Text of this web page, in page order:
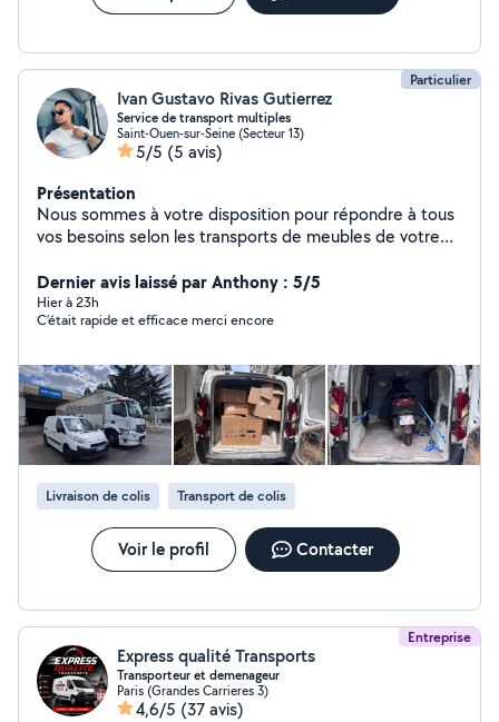
Particulier
Ivan Gustavo Rivas Gutierrez
Service de transport multiples
Saint-Ouen-sur-Seine (Secteur 13)
5/5 (5 avis)
Présentation
Nous sommes à votre disposition pour répondre à tous
vos besoins selon les transports de meubles de votre
transport d'outils de travail et autres.
Dernier avis laissé par Anthony : 5/5
Hier à 23h
C’était rapide et efficace merci encore
Livraison de colis Transport de colis
Voir le profil Contacter
Entreprise
Express qualité Transports
Transporteur et demenageur
Paris (Grandes Carrieres 3)
4,6/5 (37 avis)